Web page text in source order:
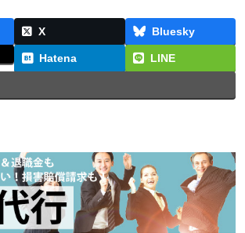
X
Bluesky
Hatena LINE